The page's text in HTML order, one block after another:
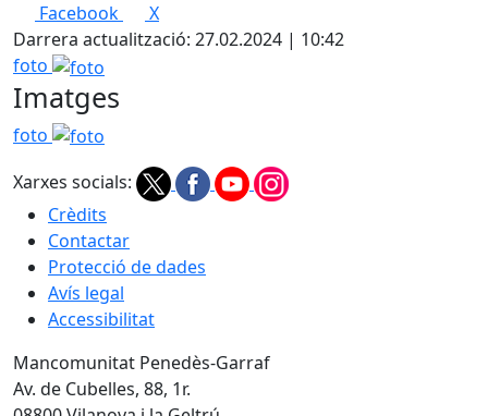
Facebook
X
Darrera actualització: 27.02.2024 | 10:42
foto
Imatges
foto
Xarxes socials:
Crèdits
Contactar
Protecció de dades
Avís legal
Accessibilitat
Mancomunitat Penedès-Garraf
Av. de Cubelles, 88, 1r.